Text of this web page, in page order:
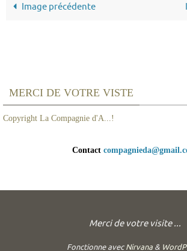
Image précédente
MERCI DE VOTRE VISTE
Copyright La Compagnie d'A...!
Contact
Merci de votre visite ...
Fonctionne avecNirvana &